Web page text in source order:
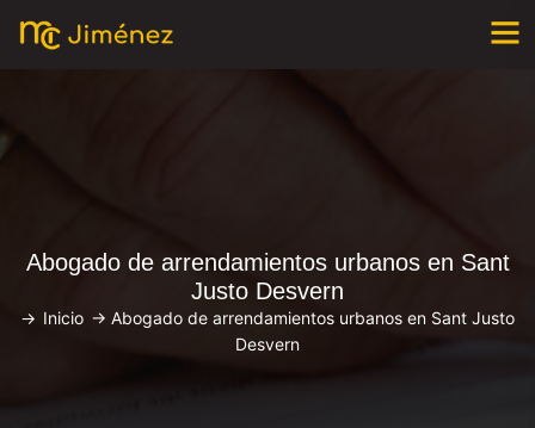
Abogado de arrendamientos urbanos en Sant
Justo Desvern
-> Inicio -> Abogado de arrendamientos urbanos en Sant Justo
Desvern